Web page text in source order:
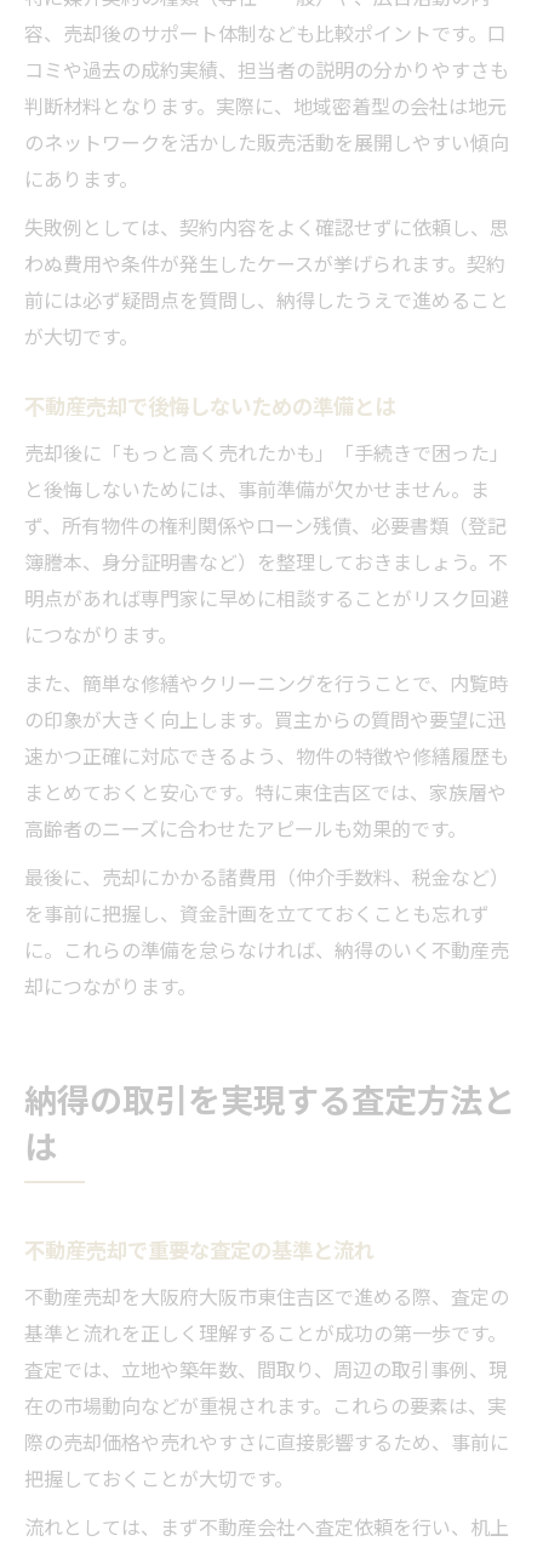
容、売却後のサポート体制なども比較ポイントです。口
コミや過去の成約実績、担当者の説明の分かりやすさも
判断材料となります。実際に、地域密着型の会社は地元
のネットワークを活かした販売活動を展開しやすい傾向
にあります。
失敗例としては、契約内容をよく確認せずに依頼し、思
わぬ費用や条件が発生したケースが挙げられます。契約
前には必ず疑問点を質問し、納得したうえで進めること
が大切です。
不動産売却で後悔しないための準備とは
売却後に「もっと高く売れたかも」「手続きで困った」
と後悔しないためには、事前準備が欠かせません。ま
ず、所有物件の権利関係やローン残債、必要書類（登記
簿謄本、身分証明書など）を整理しておきましょう。不
明点があれば専門家に早めに相談することがリスク回避
につながります。
また、簡単な修繕やクリーニングを行うことで、内覧時
の印象が大きく向上します。買主からの質問や要望に迅
速かつ正確に対応できるよう、物件の特徴や修繕履歴も
まとめておくと安心です。特に東住吉区では、家族層や
高齢者のニーズに合わせたアピールも効果的です。
最後に、売却にかかる諸費用（仲介手数料、税金など）
を事前に把握し、資金計画を立てておくことも忘れず
に。これらの準備を怠らなければ、納得のいく不動産売
却につながります。
納得の取引を実現する査定方法と
は
不動産売却で重要な査定の基準と流れ
不動産売却を大阪府大阪市東住吉区で進める際、査定の
基準と流れを正しく理解することが成功の第一歩です。
査定では、立地や築年数、間取り、周辺の取引事例、現
在の市場動向などが重視されます。これらの要素は、実
際の売却価格や売れやすさに直接影響するため、事前に
把握しておくことが大切です。
流れとしては、まず不動産会社へ査定依頼を行い、机上